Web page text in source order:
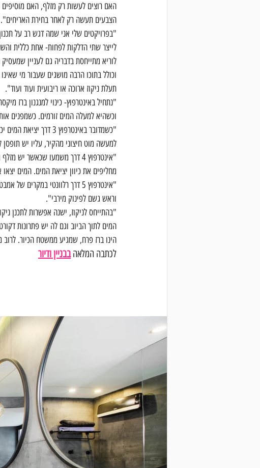
האם רוצים לעשות רק מזלף, האם מוסיפים
הצבעים תעשה רק לאחר בחירת האריחים".
"בפרויקטים שלי אני שמה דגש רב על
לייצר שתי הדלקות לפחות- אחת כללית
לוריא מתייחסת בדבריה גם לעניין
תעלת ניקוז ארוכה או ריבועית ועוד ועוד".
"נתחיל באינטרפוץ- כינוי למנגנון ברז
וכשהיא למעלה המים זורמים. כשמפנים
"כשמדובר באינטרפוץ
למעשה מוט חיצוני מהקיר, עליו יש
"אינטרפוץ 4 דרך משמעו
מחליפים את כיוון יציאת המים. המים
"אינטרפוץ 5 דרך רלוונטי
וראש גשם לפינוק מירבי".
"בהתייחס לניקוז, ישנה אפשרות לתכנן
המים לתוך הביוב וגם לה יש פתרונות
הינו ברז פרח, שמגיע ממשטח הכיור. לרוב מדובר בברז
לכתבה המלאה בבניין ודיור